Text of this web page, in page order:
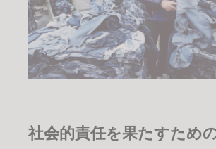
社会的責任を果たすため